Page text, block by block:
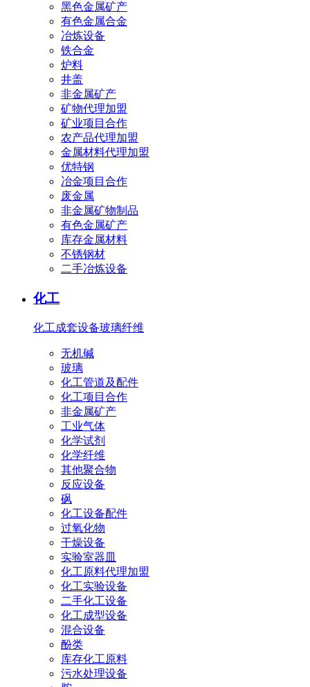
黑色金属矿产
有色金属合金
冶炼设备
铁合金
炉料
井盖
非金属矿产
矿物代理加盟
矿业项目合作
农产品代理加盟
金属材料代理加盟
优特钢
冶金项目合作
废金属
非金属矿物制品
有色金属矿产
库存金属材料
不锈钢材
二手冶炼设备
化工
化工成套设备玻璃纤维
无机碱
玻璃
化工管道及配件
化工项目合作
非金属矿产
工业气体
化学试剂
化学纤维
其他聚合物
反应设备
砜
化工设备配件
过氧化物
干燥设备
实验室器皿
化工原料代理加盟
化工实验设备
二手化工设备
化工成型设备
混合设备
酚类
库存化工原料
污水处理设备